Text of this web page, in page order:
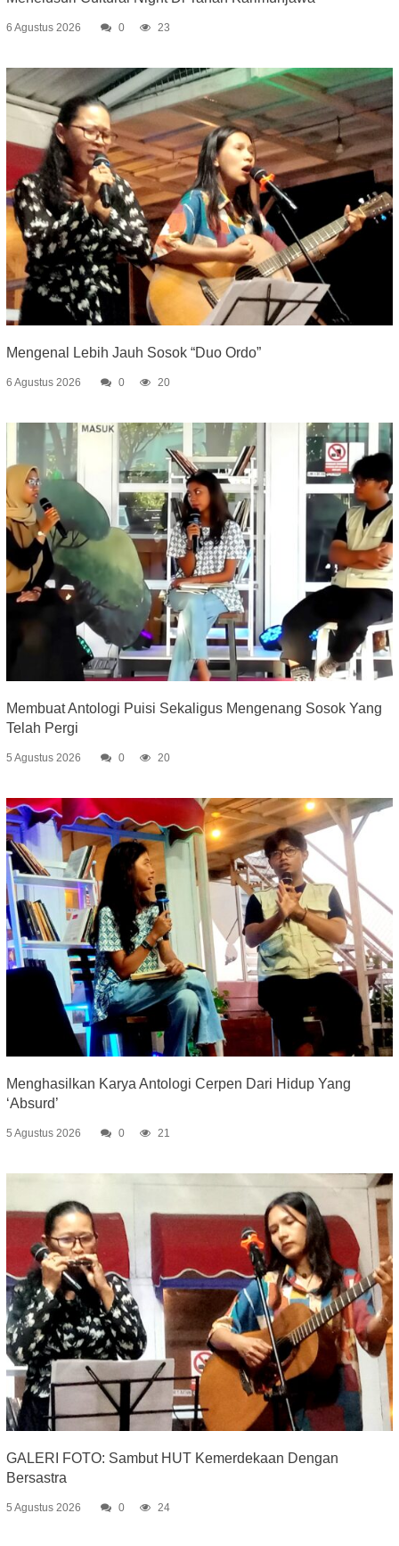
6 Agustus 2026 0 23
Mengenal Lebih Jauh Sosok “Duo Ordo”
6 Agustus 2026 0 20
Membuat Antologi Puisi Sekaligus Mengenang Sosok Yang
Telah Pergi
5 Agustus 2026 0 20
Menghasilkan Karya Antologi Cerpen Dari Hidup Yang
‘Absurd’
5 Agustus 2026 0 21
GALERI FOTO: Sambut HUT Kemerdekaan Dengan
Bersastra
5 Agustus 2026 0 24